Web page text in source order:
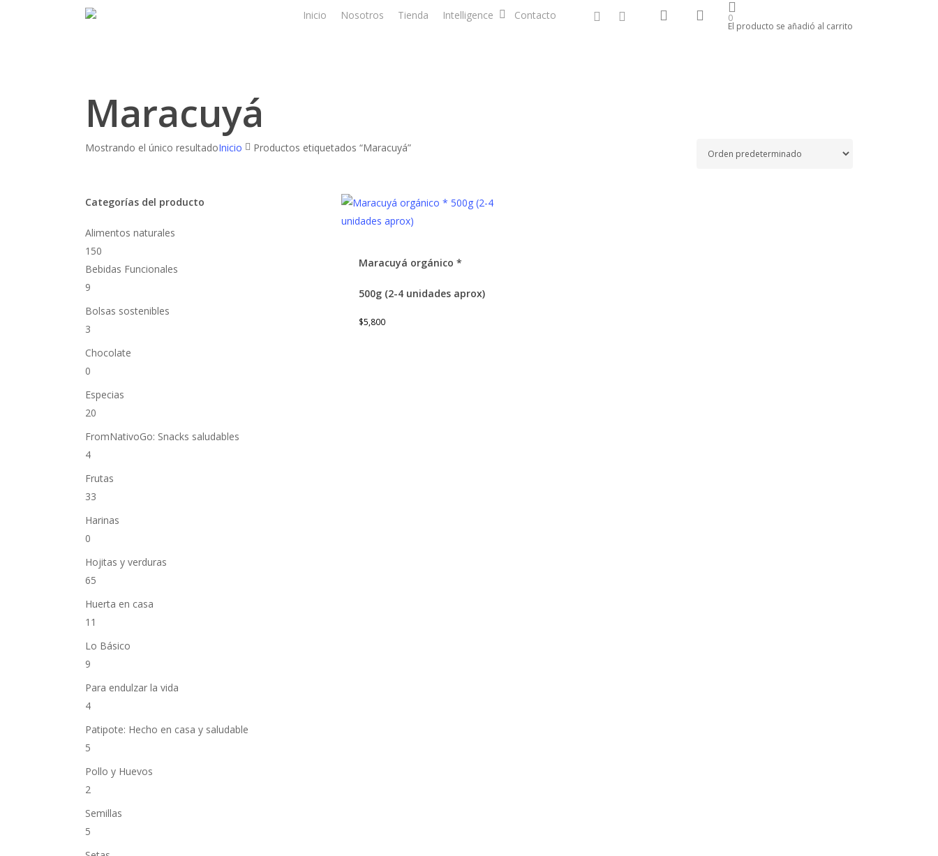
Inicio Nosotros Tienda Intelligence Contacto facebookinstagram search account
0
El producto se añadió al carrito
Maracuyá
Mostrando el único resultadoInicio Productos etiquetados “Maracuyá”
Categorías del producto
Alimentos naturales
150
Bebidas Funcionales
9
Bolsas sostenibles
3
Chocolate
0
Especias
20
FromNativoGo: Snacks saludables
4
Frutas
33
Harinas
0
Hojitas y verduras
65
Huerta en casa
11
Lo Básico
9
Para endulzar la vida
4
Patipote: Hecho en casa y saludable
5
Pollo y Huevos
2
Semillas
5
Maracuyá orgánico *
500g (2-4 unidades aprox)
$5,800